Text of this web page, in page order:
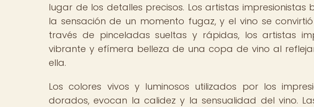
lugar de los detalles precisos. Los artistas
la sensación de un momento fugaz, y el vino se
través de pinceladas sueltas y rápidas, los artistas
vibrante y efímera belleza de una copa de vino al
ella.
Los colores vivos y luminosos utilizados por los
dorados, evocan la calidez y la sensualidad del vino.